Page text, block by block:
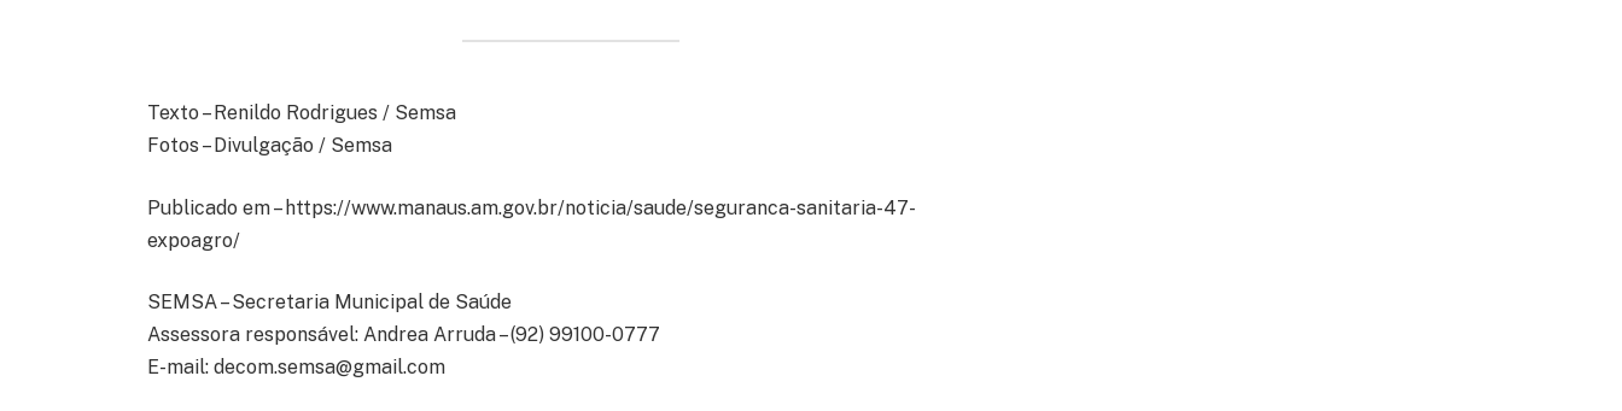
Texto – Renildo Rodrigues / Semsa
Fotos – Divulgação / Semsa
Publicado em – https://www.manaus.am.gov.br/noticia/saude/seguranca-sanitaria-47-
expoagro/
SEMSA – Secretaria Municipal de Saúde
Assessora responsável: Andrea Arruda – (92) 99100-0777
E-mail: decom.semsa@gmail.com